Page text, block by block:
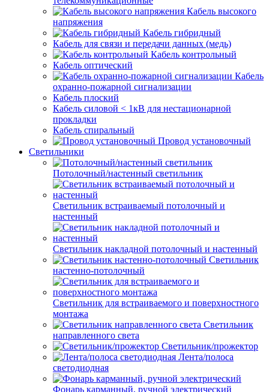
Кабель высокого
напряжения
Кабель гибридный
Кабель для связи и передачи данных (медь)
Кабель контрольный
Кабель оптический
Кабель
охранно-пожарной сигнализации
Кабель плоский
Кабель силовой < 1кВ для нестационарной
прокладки
Кабель спиральный
Провод установочный
Светильники
Потолочный/настенный светильник
Светильник встраиваемый потолочный и
настенный
Светильник накладной потолочный и настенный
Светильник
настенно-потолочный
Светильник для встраиваемого и поверхностного
монтажа
Светильник
направленного света
Светильник/прожектор
Лента/полоса
светодиодная
Фонарь карманный, ручной электрический